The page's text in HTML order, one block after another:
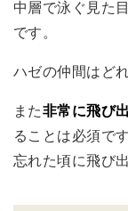
中層で泳ぐ見た
です。
ハゼの仲間はど
また非常に飛び
ることは必須です
忘れた頃に飛び